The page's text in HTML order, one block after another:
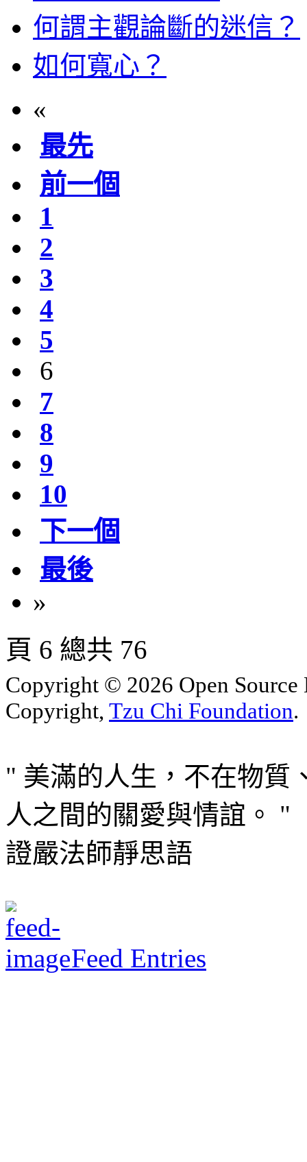
何謂主觀論斷的迷信？
如何寬心？
«
最先
前一個
1
2
3
4
5
6
7
8
9
10
下一個
最後
»
頁 6 總共 76
Copyright © 2026 Open
Copyright, Tzu Chi Foundation.
" 美滿的人生，不在物質
人之間的關愛與情誼。 "
證嚴法師靜思語
Feed Entries